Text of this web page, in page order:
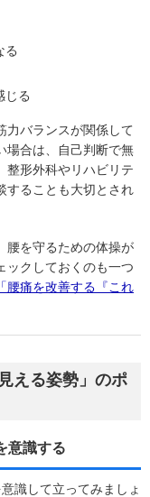
る
じる
力バランスが関係して
場合は、自己判断で無
整形外科やリハビリテ
することも大切とされ
腰を守るための体操が
ックしておくのも一つ
腰痛を改善する『これ
える姿勢」のポ
意識する
識して立ってみましょ